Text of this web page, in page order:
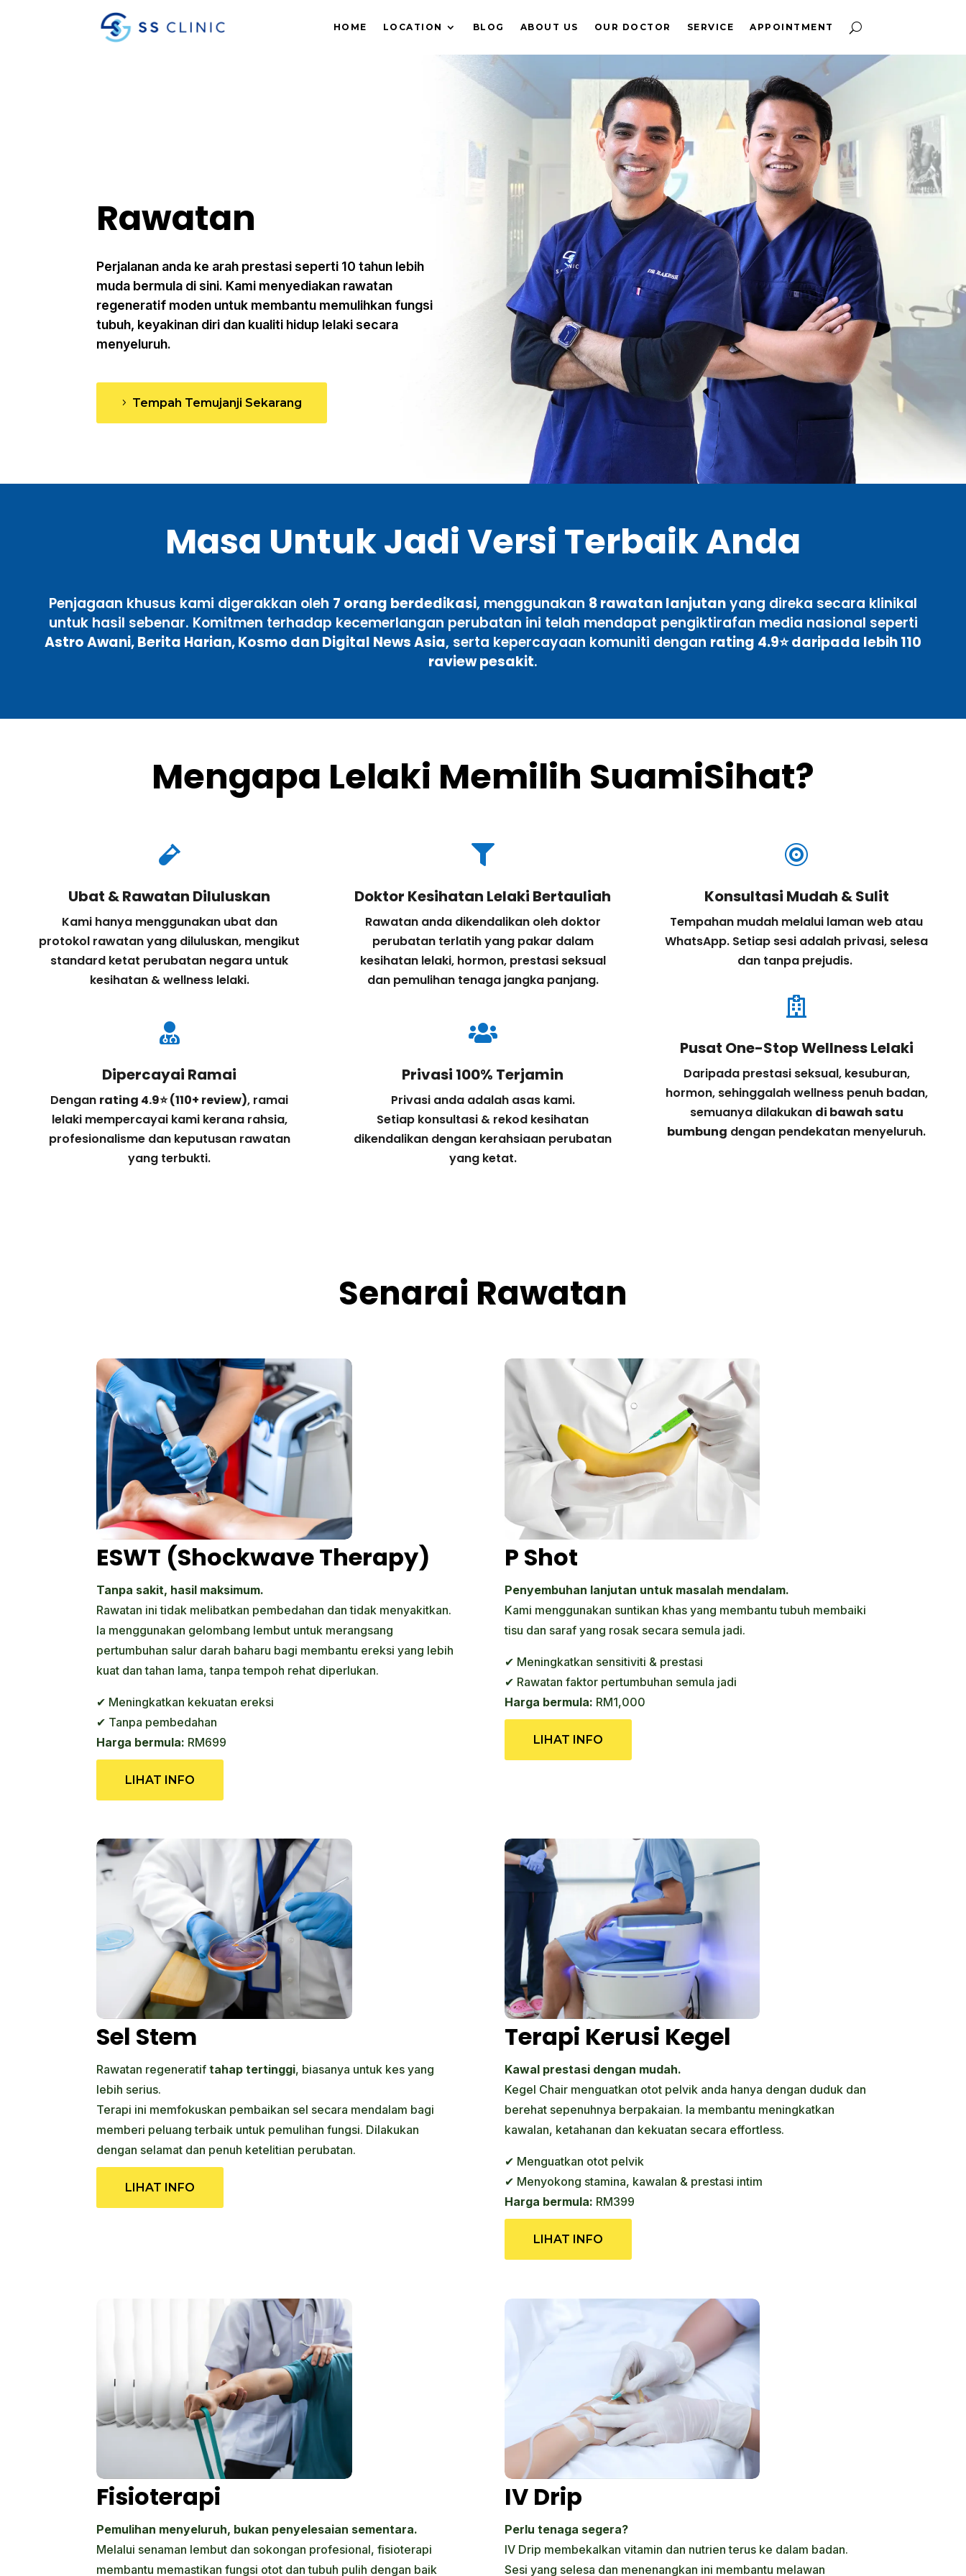
HOME LOCATION BLOG ABOUT US OUR DOCTOR SERVICE APPOINTMENT
Rawatan
Perjalanan anda ke arah prestasi seperti 10 tahun lebih
muda bermula di sini. Kami menyediakan rawatan
regeneratif moden untuk membantu memulihkan fungsi
tubuh, keyakinan diri dan kualiti hidup lelaki secara
menyeluruh.
Tempah Temujanji Sekarang
Masa Untuk Jadi Versi Terbaik Anda
Penjagaan khusus kami digerakkan oleh 7 orang berdedikasi, menggunakan 8 rawatan lanjutanyang direka secara klinikal
untuk hasil sebenar. Komitmen terhadap kecemerlangan perubatan ini telah mendapat pengiktirafan media nasional seperti
Astro Awani, Berita Harian, Kosmo dan Digital News Asia, serta kepercayaan komuniti dengan rating 4.9⭐ daripada lebih 110
raview pesakit.
Mengapa Lelaki Memilih SuamiSihat?

Ubat & Rawatan Diluluskan
Kami hanya menggunakan ubat dan
protokol rawatan yang diluluskan, mengikut
standard ketat perubatan negara untuk
kesihatan & wellness lelaki.

Dipercayai Ramai
Dengan rating 4.9⭐ (110+ review), ramai
lelaki mempercayai kami kerana rahsia,
profesionalisme dan keputusan rawatan
yang terbukti.

Doktor Kesihatan Lelaki Bertauliah
Rawatan anda dikendalikan oleh doktor
perubatan terlatih yang pakar dalam
kesihatan lelaki, hormon, prestasi seksual
dan pemulihan tenaga jangka panjang.

Privasi 100% Terjamin
Privasi anda adalah asas kami.
Setiap konsultasi & rekod kesihatan
dikendalikan dengan kerahsiaan perubatan
yang ketat.

Konsultasi Mudah & Sulit
Tempahan mudah melalui laman web atau
WhatsApp. Setiap sesi adalah privasi, selesa
dan tanpa prejudis.

Pusat One-Stop Wellness Lelaki
Daripada prestasi seksual, kesuburan,
hormon, sehinggalah wellness penuh badan,
semuanya dilakukan di bawah satu
bumbung dengan pendekatan menyeluruh.
Senarai Rawatan
ESWT (Shockwave Therapy)
Tanpa sakit, hasil maksimum.
Rawatan ini tidak melibatkan pembedahan dan tidak menyakitkan.
Ia menggunakan gelombang lembut untuk merangsang
pertumbuhan salur darah baharu bagi membantu ereksi yang lebih
kuat dan tahan lama, tanpa tempoh rehat diperlukan.
✔ Meningkatkan kekuatan ereksi
✔ Tanpa pembedahan
Harga bermula: RM699
LIHAT INFO
P Shot
Penyembuhan lanjutan untuk masalah mendalam.
Kami menggunakan suntikan khas yang membantu tubuh membaiki
tisu dan saraf yang rosak secara semula jadi.
✔ Meningkatkan sensitiviti & prestasi
✔ Rawatan faktor pertumbuhan semula jadi
Harga bermula: RM1,000
LIHAT INFO
Sel Stem
Rawatan regeneratiftahap tertinggi, biasanya untuk kes yang
lebih serius.
Terapi ini memfokuskan pembaikan sel secara mendalam bagi
memberi peluang terbaik untuk pemulihan fungsi. Dilakukan
dengan selamat dan penuh ketelitian perubatan.
LIHAT INFO
Terapi Kerusi Kegel
Kawal prestasi dengan mudah.
Kegel Chair menguatkan otot pelvik anda hanya dengan duduk dan
berehat sepenuhnya berpakaian. Ia membantu meningkatkan
kawalan, ketahanan dan kekuatan secara effortless.
✔ Menguatkan otot pelvik
✔ Menyokong stamina, kawalan & prestasi intim
Harga bermula: RM399
LIHAT INFO
Fisioterapi
Pemulihan menyeluruh, bukan penyelesaian sementara.
Melalui senaman lembut dan sokongan profesional, fisioterapi
membantu memastikan fungsi otot dan tubuh pulih dengan baik
IV Drip
Perlu tenaga segera?
IV Drip membekalkan vitamin dan nutrien terus ke dalam badan.
Sesi yang selesa dan menenangkan ini membantu melawan